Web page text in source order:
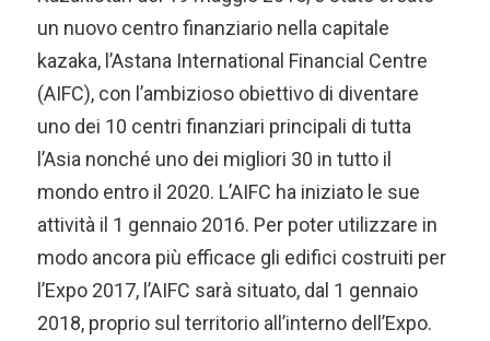
un nuovo centro finanziario nella capitale
kazaka, l’Astana International Financial Centre
(AIFC), con l’ambizioso obiettivo di diventare
uno dei 10 centri finanziari principali di tutta
l’Asia nonché uno dei migliori 30 in tutto il
mondo entro il 2020. L’AIFC ha iniziato le sue
attività il 1 gennaio 2016. Per poter utilizzare in
modo ancora più efficace gli edifici costruiti per
l’Expo 2017, l’AIFC sarà situato, dal 1 gennaio
2018, proprio sul territorio all’interno dell’Expo.